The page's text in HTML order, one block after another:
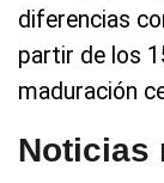
diferencias
partir de los
maduración
Noticias